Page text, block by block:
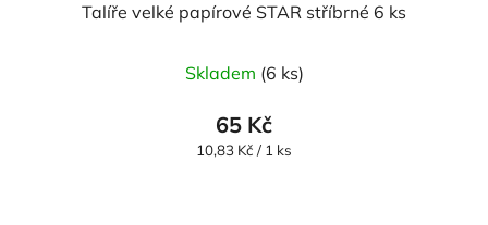
Talíře velké papírové STAR stříbrné 6 ks
Skladem (6 ks)
65 Kč
Měrná
10,83 Kč / 1 ks